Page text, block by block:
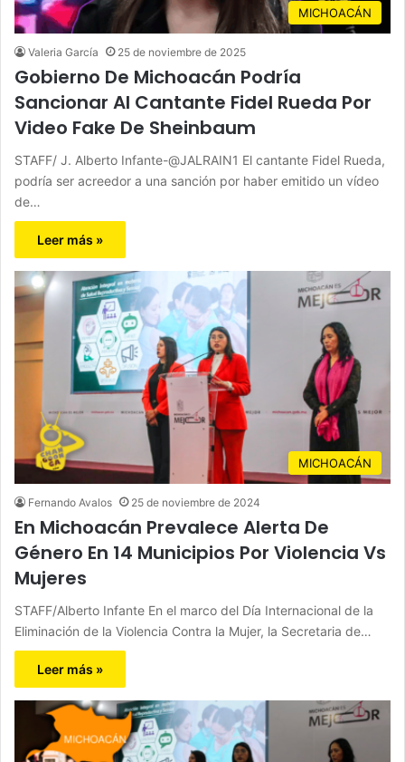
MICHOACÁN
Valeria García 25 de noviembre de 2025
Gobierno De Michoacán Podría
Sancionar Al Cantante Fidel Rueda Por
Video Fake De Sheinbaum
STAFF/ J. Alberto Infante-@JALRAIN1 El cantante Fidel Rueda,
podría ser acreedor a una sanción por haber emitido un vídeo
de…
Leer más »
MICHOACÁN
Fernando Avalos 25 de noviembre de 2024
En Michoacán Prevalece Alerta De
Género En 14 Municipios Por Violencia Vs
Mujeres
STAFF/Alberto Infante En el marco del Día Internacional de la
Eliminación de la Violencia Contra la Mujer, la Secretaria de…
Leer más »